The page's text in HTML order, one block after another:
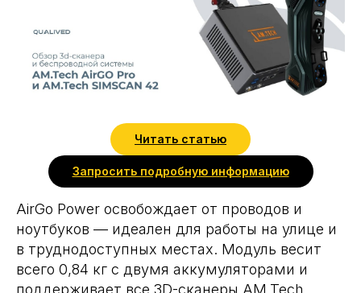
Читать статью
Запросить подробную информацию
AirGo Power освобождает от проводов и
ноутбуков — идеален для работы на улице и
в труднодоступных местах. Модуль весит
всего 0,84 кг с двумя аккумуляторами и
поддерживает все 3D-сканеры AM.Tech.